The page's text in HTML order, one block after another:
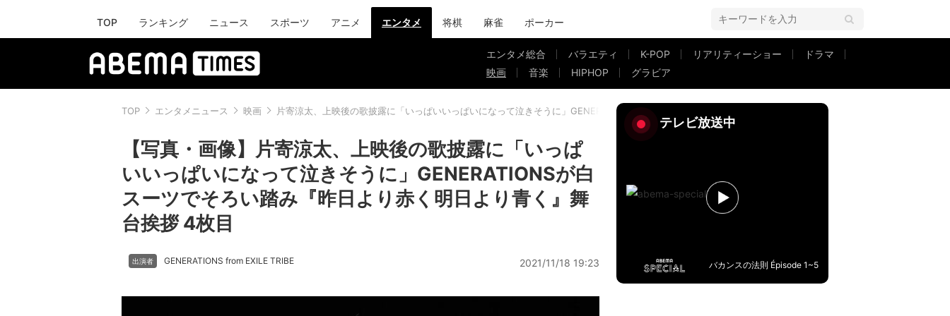
TOP ランキング ニュース スポーツ アニメ エンタメ 将棋 麻雀 ポーカー
エンタメ総合 バラエティ K-POP リアリティーショー
ドラマ
映画
音楽 HIPHOP グラビア
TOP エンタメニュース 映画 片寄涼太、上映後の歌披露に「いっぱいいっぱいになって泣きそうに」GENERATIONSが白スーツでそろい踏み『昨日より赤く明日より青く』舞台挨拶
【写真・画像】片寄涼太、上映後の歌披露に「いっぱ
いいっぱいになって泣きそうに」GENERATIONSが白
スーツでそろい踏み『昨日より赤く明日より青く』舞
台挨拶 4枚目
GENERATIONS from EXILE TRIBE 2021/11/18 19:23
テレビ放送中
バカンスの法則 Épisode 1~5